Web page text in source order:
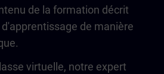
de la formation décrit
de manière
virtuelle, notre expert